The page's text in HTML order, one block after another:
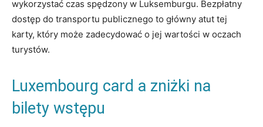
⁢wykorzystać ‍czas spędzony w Luksemburgu. Bezpłatny
dostęp do transportu publicznego to główny ‍atut tej
karty, który⁣ może zadecydować o jej wartości w oczach
turystów.
Luxembourg card a zniżki ​na
bilety wstępu